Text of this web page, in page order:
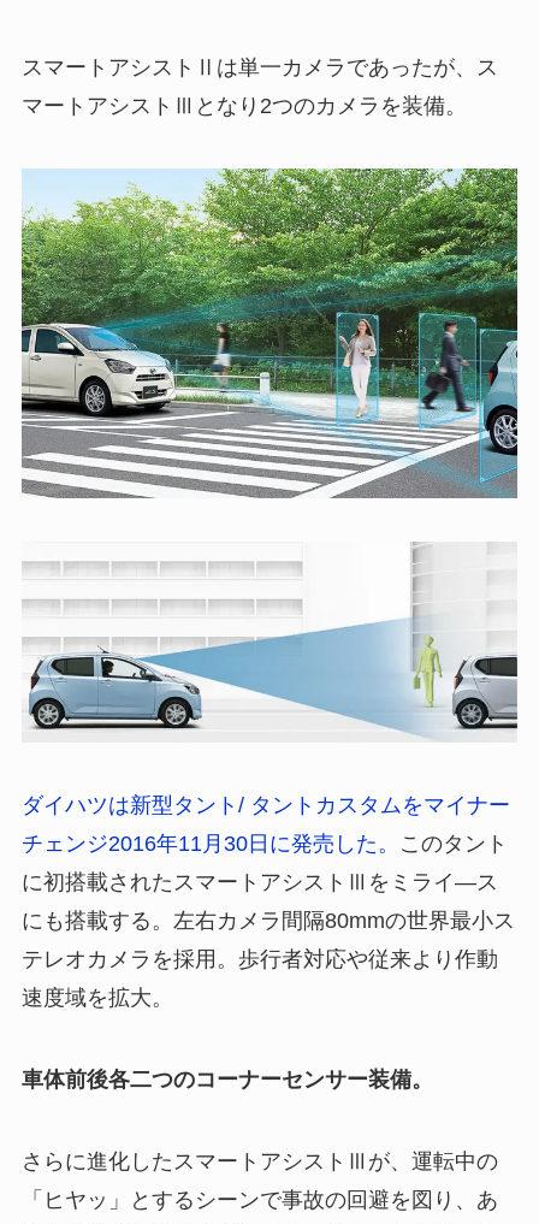
スマートアシストⅡは単一カメラであったが、ス
マートアシストⅢとなり2つのカメラを装備。
ダイハツは新型タント/ タントカスタムをマイナー
チェンジ2016年11月30日に発売した。
このタント
に初搭載されたスマートアシストⅢをミライ―ス
にも搭載する。左右カメラ間隔80mmの世界最小ス
テレオカメラを採用。歩行者対応や従来より作動
速度域を拡大。
車体前後各二つのコーナーセンサー装備。
さらに進化したスマートアシストⅢが、運転中の
「ヒヤッ」とするシーンで事故の回避を図り、あ